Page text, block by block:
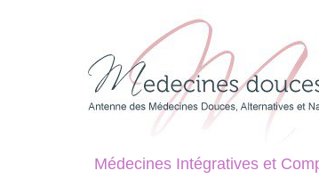
Médecines Intégratives et